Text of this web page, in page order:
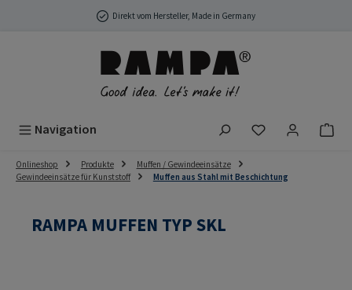
Zum Hauptinhalt springenDirekt vom Hersteller, Made in Germany
Navigation Du hast 0
Onlineshop Produkte
Muffen / Gewindeeinsätze
Gewindeeinsätze für Kunststoff
Muffen aus Stahl mit Beschichtung
RAMPA MUFFEN TYP SKL